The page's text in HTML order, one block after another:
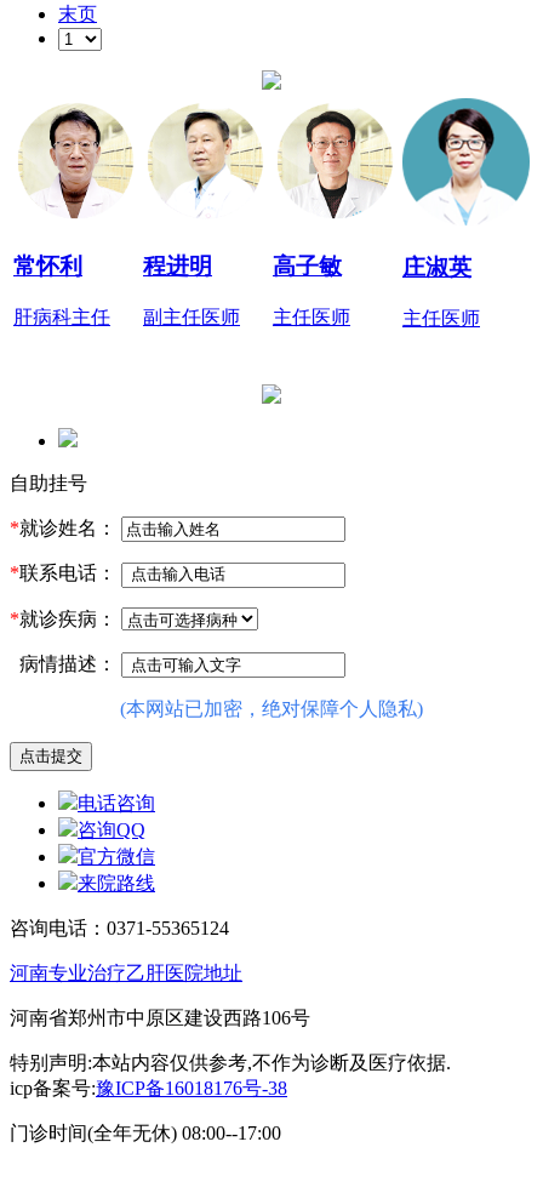
末页
常怀利
肝病科主任
程进明
副主任医师
高子敏
主任医师
庄淑英
主任医师
自助挂号
*就诊姓名：
*联系电话：
*就诊疾病：
病情描述：
(本网站已加密，绝对保障个人隐私)
电话咨询
咨询QQ
官方微信
来院路线
咨询电话：0371-55365124
河南专业治疗乙肝医院地址
河南省郑州市中原区建设西路106号
特别声明:本站内容仅供参考,不作为诊断及医疗依据.
icp备案号:豫ICP备16018176号-38
门诊时间(全年无休) 08:00--17:00